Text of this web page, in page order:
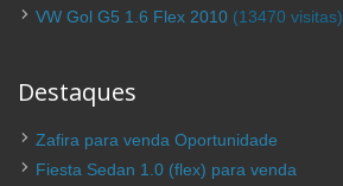
VW Gol G5 1.6 Flex 2010 (13470 visitas)
Destaques
Zafira para venda Oportunidade
Fiesta Sedan 1.0 (flex) para venda